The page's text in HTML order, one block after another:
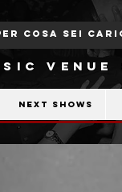
VENUE
Next shows